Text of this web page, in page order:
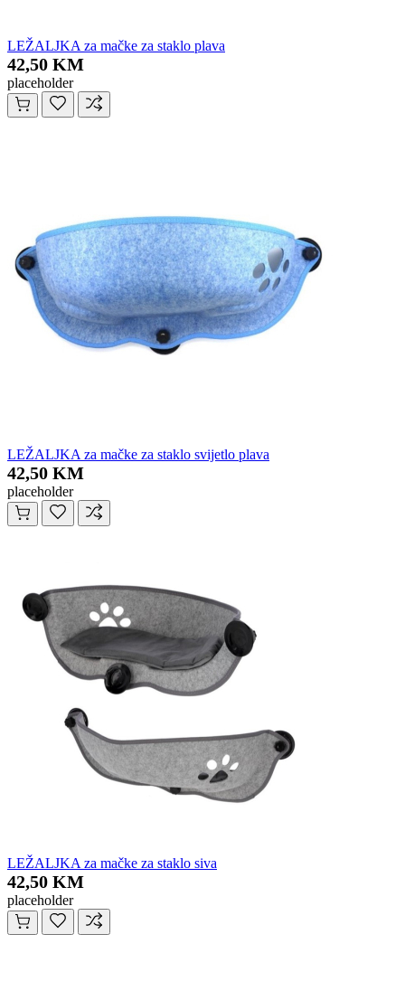
LEŽALJKA za mačke za staklo plava
42,50 KM
placeholder
LEŽALJKA za mačke za staklo svijetlo plava
42,50 KM
placeholder
LEŽALJKA za mačke za staklo siva
42,50 KM
placeholder